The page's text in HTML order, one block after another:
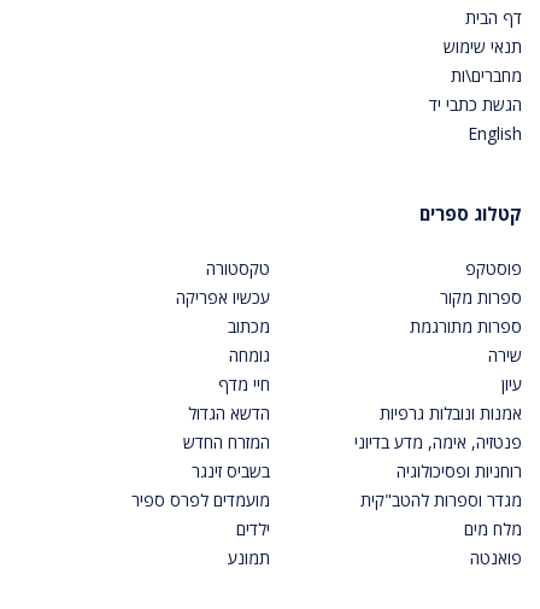
דף הבית
תנאי שימוש
מחברים\ות
הגשת כתבי יד
English
קטלוג ספרים
פוסטקפ
ספרות מקור
ספרות מתורגמת
שירה
עיון
אמנות ונובלות גרפיות
פנטזיה, אימה, מדע בדיוני
רוחניות ופסיכולוגיה
מגדר וספרות להטב"קית
מלח מים
פואנטה
טקסטורה
עכשיו אפריקה
מכתוב
גומחה
חיי מדף
הדשא הגדול
המזרח החדש
בשביס זינגר
מועמדים לפרס ספיר
ילדים
תמונע